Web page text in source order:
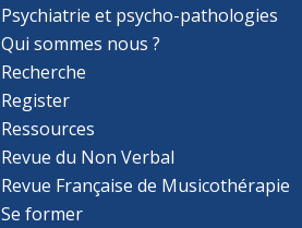
Psychiatrie et psycho-pathologies
Qui sommes nous ?
Recherche
Register
Ressources
Revue du Non Verbal
Revue Française de Musicothérapie
Se former